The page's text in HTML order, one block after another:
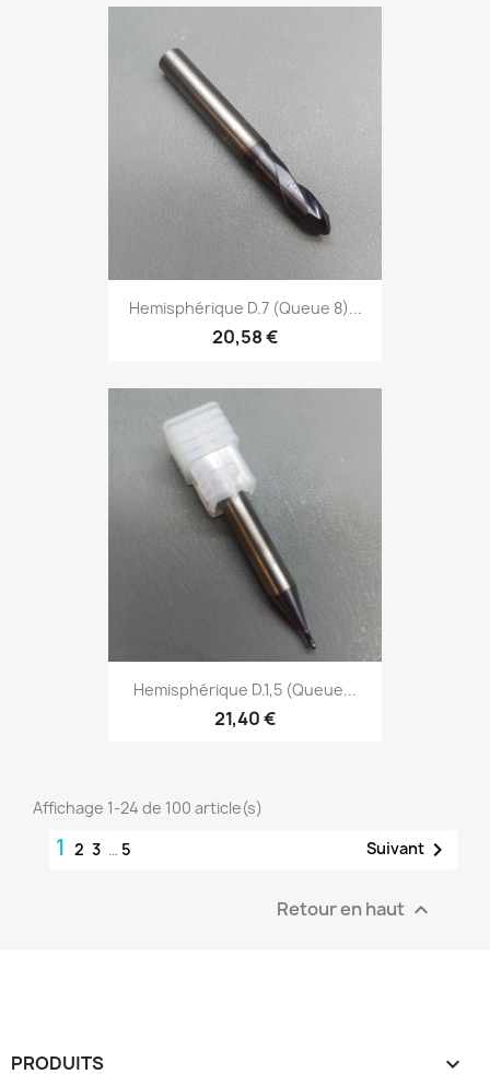
Hemisphérique D.7 (Queue 8)...
20,58 €
Hemisphérique D.1,5 (Queue...
21,40 €
Affichage 1-24 de 100 article(s)
1 2 3 … 5 Suivant 
Retour en haut 
PRODUITS 